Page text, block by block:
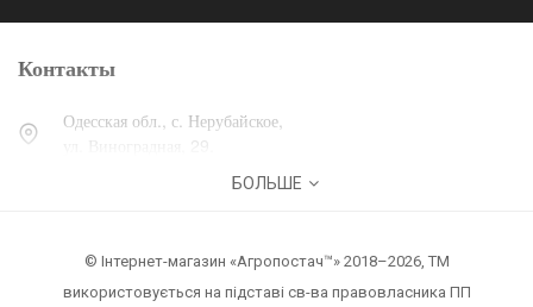
Контакты
Одесская обл., с. Нерубайское,
ул. Виноградная, 29.
zakaz@agropostach.ua
БОЛЬШЕ
© Інтернет-магазин «Агропостач™» 2018–2026, ТМ
використовується на підставі св-ва правовласника ПП